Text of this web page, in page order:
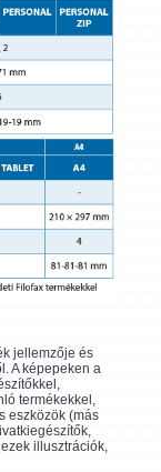
jellemzője és
A képepeken a
termékekkel,
eszközök (más
illusztrációk,